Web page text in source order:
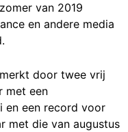
van 2019
en andere media
door twee vrij
met een
en een record voor
met die van augustus